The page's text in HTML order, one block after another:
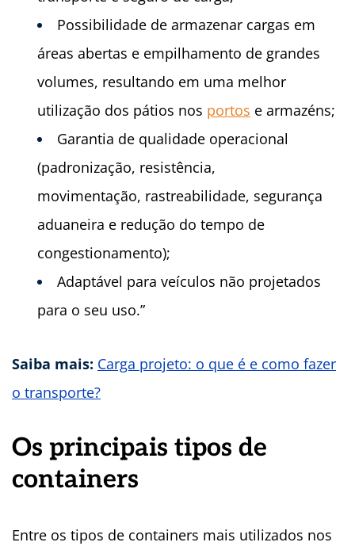
Possibilidade de armazenar cargas em
áreas abertas e empilhamento de grandes
volumes, resultando em uma melhor
utilização dos pátios nos portos e armazéns;
Garantia de qualidade operacional
(padronização, resistência,
movimentação, rastreabilidade, segurança
aduaneira e redução do tempo de
congestionamento);
Adaptável para veículos não projetados
para o seu uso.”
Saiba mais: Carga projeto: o que é e como fazer
o transporte?
Os principais tipos de
containers
Entre os tipos de containers mais utilizados nos